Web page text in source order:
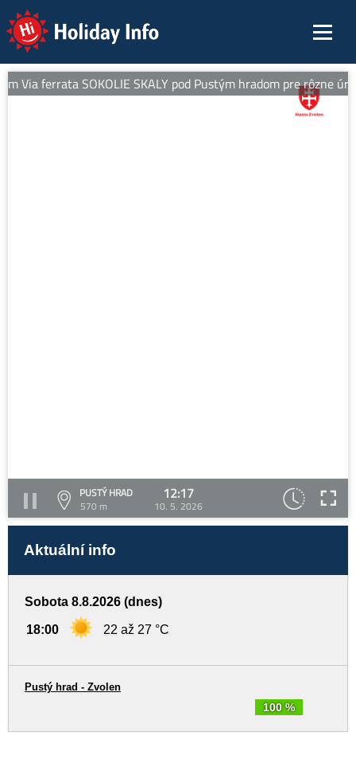
Holiday Info
Via ferrata SOKOLIE SKALY pod Pustým hradom pre rôzne
PUSTÝ HRAD
570 m
12:17
10. 5. 2026
Aktuální info
Sobota 8.8.2026 (dnes)
18:00 22 až 27 °C
100 %
Pustý hrad - Zvolen